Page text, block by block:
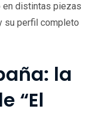
en distintas piezas
su perfil completo
la
“El